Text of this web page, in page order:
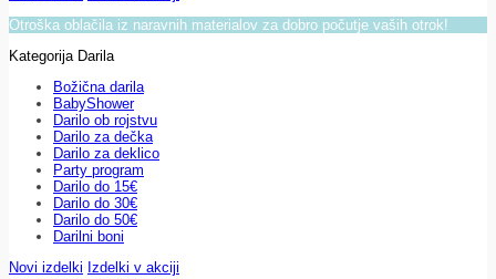
Otroška oblačila iz naravnih materialov za dobro počutje vaših otrok!
Kategorija Darila
Božična darila
BabyShower
Darilo ob rojstvu
Darilo za dečka
Darilo za deklico
Party program
Darilo do 15€
Darilo do 30€
Darilo do 50€
Darilni boni
Novi izdelki Izdelki v akciji